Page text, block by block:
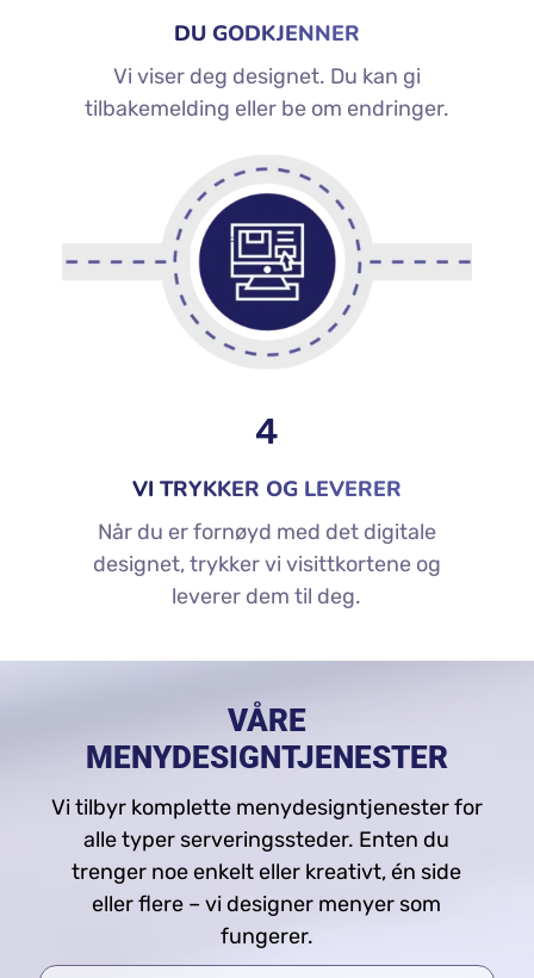
DU GODKJENNER
Vi viser deg designet. Du kan gi
tilbakemelding eller be om endringer.
4
VI TRYKKER OG LEVERER
Når du er fornøyd med det digitale
designet, trykker vi visittkortene og
leverer dem til deg.
VÅRE
MENYDESIGNTJENESTER
Vi tilbyr komplette menydesigntjenester for
alle typer serveringssteder. Enten du
trenger noe enkelt eller kreativt, én side
eller flere – vi designer menyer som
fungerer.